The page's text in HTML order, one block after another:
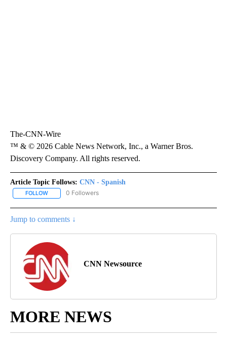
The-CNN-Wire
™ & © 2026 Cable News Network, Inc., a Warner Bros.
Discovery Company. All rights reserved.
Article Topic Follows: CNN - Spanish
FOLLOW FOLLOW "CNN - SPANISH" TO RECEIVE NOTIFICATIONS ABOUT
0 Followers
Jump to comments ↓
CNN Newsource
MORE NEWS